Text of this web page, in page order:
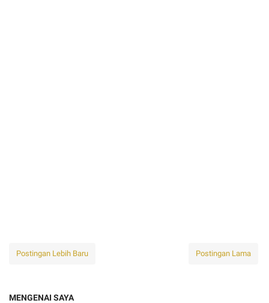
Postingan Lebih Baru Postingan Lama
MENGENAI SAYA